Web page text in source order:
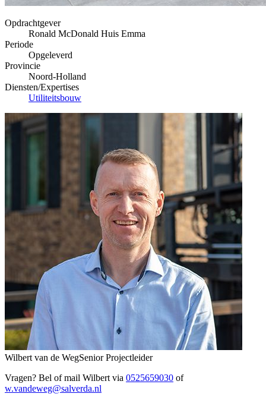
Opdrachtgever
Ronald McDonald Huis Emma
Periode
Opgeleverd
Provincie
Noord-Holland
Diensten/Expertises
Utiliteitsbouw
Wilbert van de WegSenior Projectleider
Vragen? Bel of mail Wilbert via 0525659030 of
w.vandeweg@salverda.nl